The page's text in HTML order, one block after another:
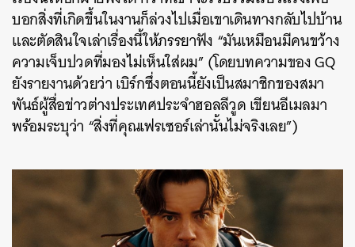
บอกสิ่งที่เกิดขึ้นในงานก็ล่วงไปเมื่อเขาเดินทางกลับไปบ้าน
และตัดสินใจเล่าเรื่องนี้ให้ภรรยาฟัง “มันเหมือนมีคนขว้าง
ความเจ็บปวดที่มองไม่เห็นใส่ผม” (โดยบทความของ GQ
ยังรายงานด้วยว่า เบิร์กซึ่งตอนนี้ยังเป็นสมาชิกของสมา
พันธ์ผู้สื่อข่าวต่างประเทศประจำฮอลลีวูด เขียนอีเมลมา
พร้อมระบุว่า “สิ่งที่คุณเฟรเซอร์เล่านั้นไม่จริงเลย”)